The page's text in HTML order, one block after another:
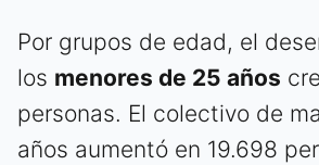
Por grupos de edad, el
los menores de 25 años
personas. El colectivo de
años aumentó en 19.698